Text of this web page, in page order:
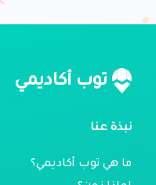
توب أكاديمي
نبذة عنا
ما هي توب أكاديمي؟